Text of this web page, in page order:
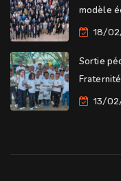
modèle
18/
Sortie
13/